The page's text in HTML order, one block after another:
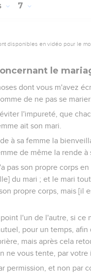
7
disponibles en vidéo pour le
le
dont vous m'avez
de ne pas se marier.
l'impureté, que
ait son mari.
à sa femme la
de même la rende à
pas son propre corps en
du mari ; et le mari
propre corps, mais [il
l'un de l'autre, si ce
pour un temps, afin
mais après cela
ne vous tente, par votre
permission, et non par